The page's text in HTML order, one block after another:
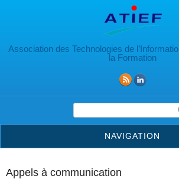
Association des Technologies de
la Formation
Formulaire de recherche
NAVIGATION
Appels à communication